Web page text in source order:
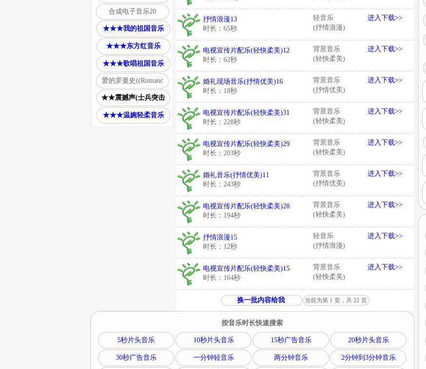
抒情浪漫13
时长：65秒
轻音乐
(抒情浪漫)
进入下载>>
电视宣传片配乐(轻快柔美)12
时长：62秒
背景音乐
(轻快柔美)
进入下载>>
婚礼现场音乐(抒情优美)16
时长：18秒
背景音乐
(抒情优美)
进入下载>>
电视宣传片配乐(轻快柔美)31
时长：228秒
背景音乐
(轻快柔美)
进入下载>>
电视宣传片配乐(轻快柔美)29
时长：203秒
背景音乐
(轻快柔美)
进入下载>>
婚礼音乐(抒情优美)11
时长：243秒
背景音乐
(抒情优美)
进入下载>>
电视宣传片配乐(轻快柔美)28
时长：194秒
背景音乐
(轻快柔美)
进入下载>>
抒情浪漫15
时长：12秒
轻音乐
(抒情浪漫)
进入下载>>
电视宣传片配乐(轻快柔美)15
时长：164秒
背景音乐
(轻快柔美)
进入下载>>
换一批内容给我 当前为第 1 页，共 22 页
合成电子音乐20
★★★我的祖国音乐
★★★东方红音乐
★★★歌唱祖国音乐
爱的罗曼史((Romanc
★★震撼声(士兵突击
★★★温婉轻柔音乐
按音乐时长快速搜索
5秒片头音乐 10秒片头音乐 15秒广告音乐 20秒片头音乐
30秒广告音乐 一分钟轻音乐 两分钟音乐 2分钟到3分钟音乐